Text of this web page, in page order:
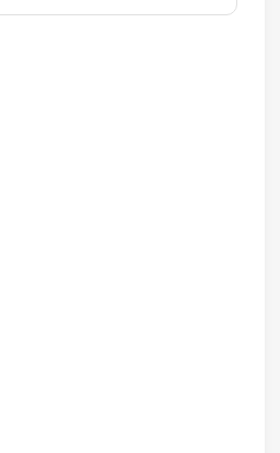
Pour accompagner le dév...